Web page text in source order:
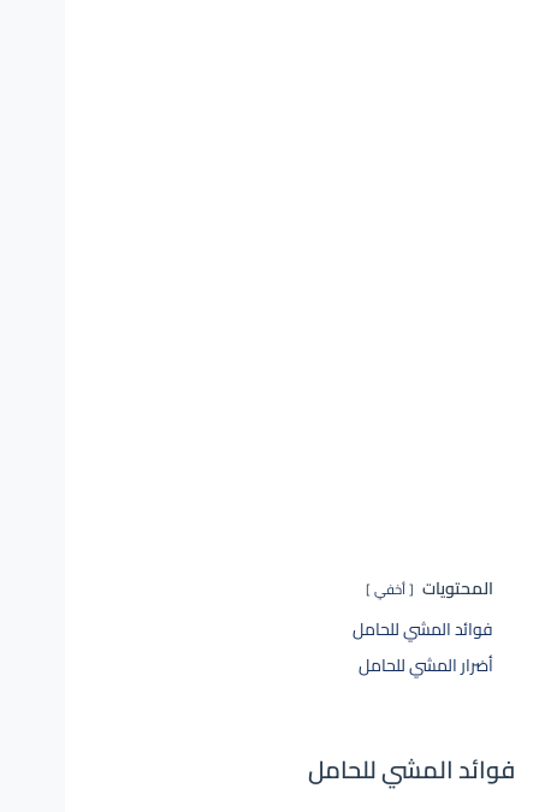
المحتويات أخفي
فوائد المشي للحامل
أضرار المشي للحامل
فوائد المشي للحامل